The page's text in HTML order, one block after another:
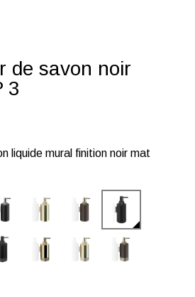
de savon noir
3
liquide mural finition noir mat